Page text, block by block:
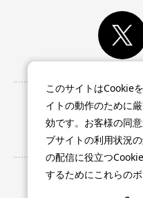
利
プライ
特定商取
このサイトはCookie
イトの動作のために
効です。お客様の同
ブサイトの利用状況
の配信に役立つ
するためにこれらの